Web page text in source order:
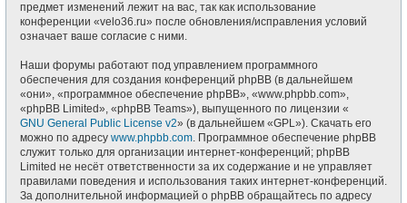
предмет изменений лежит на вас, так как использование
конференции «velo36.ru» после обновления/исправления условий
означает ваше согласие с ними.
Наши форумы работают под управлением программного
обеспечения для создания конференций phpBB (в дальнейшем
«они», «программное обеспечение phpBB», «www.phpbb.com»,
«phpBB Limited», «phpBB Teams»), выпущенного по лицензии «
GNU General Public License v2» (в дальнейшем «GPL»). Скачать его
можно по адресу www.phpbb.com. Программное обеспечение phpBB
служит только для организации интернет-конференций; phpBB
Limited не несёт ответственности за их содержание и не управляет
правилами поведения и использования таких интернет-конференций.
За дополнительной информацией о phpBB обращайтесь по адресу